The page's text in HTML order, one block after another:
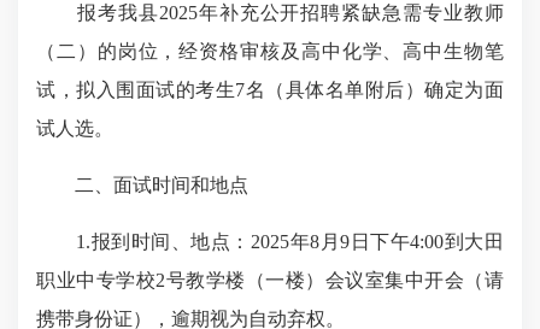
报考我县2025年补充公开招聘紧缺急需专业教师
（二）的岗位，经资格审核及高中化学、高中生物笔
试，拟入围面试的考生7名（具体名单附后）确定为面
试人选。
二、面试时间和地点
1.报到时间、地点： 2025年8 月9 日下午4:00到大田
职业中专学校2号教学楼（一楼）会议室集中开会（请
携带身份证），逾期视为自动弃权。